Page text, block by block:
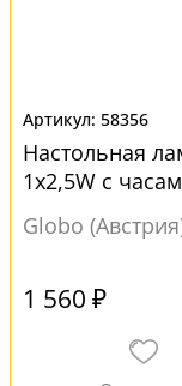
58356
Настольная
1x2,5W с
Globo
1 560 ₽